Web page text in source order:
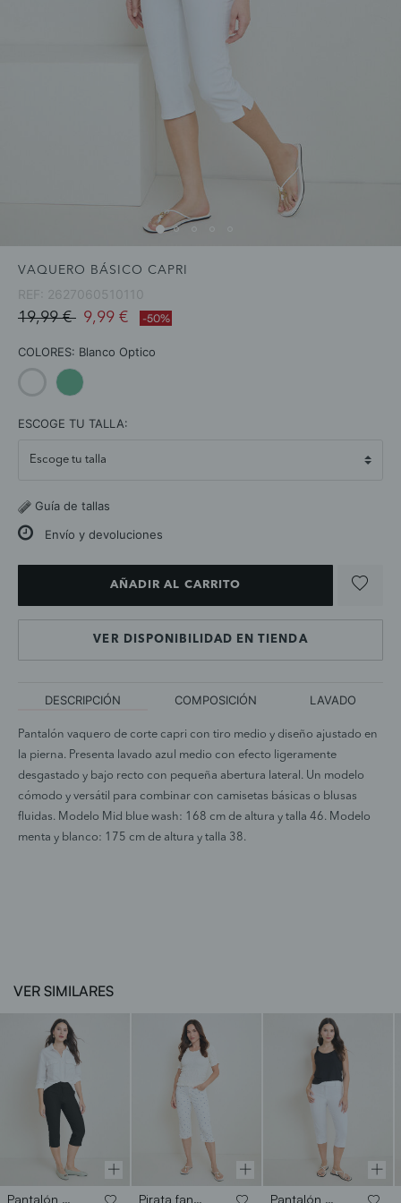
VAQUERO BÁSICO CAPRI
REF: 2627060510110
Price reduced from
19,99 €to9,99 € -50%
COLORES: Blanco Optico
ESCOGE TU TALLA:
Guía de tallas
Envío y devoluciones
AÑADIR AL CARRITO
VER DISPONIBILIDAD EN TIENDA
DESCRIPCIÓN COMPOSICIÓN LAVADO
Pantalón vaquero de corte capri con tiro medio y diseño ajustado en
la pierna. Presenta lavado azul medio con efecto ligeramente
desgastado y bajo recto con pequeña abertura lateral. Un modelo
cómodo y versátil para combinar con camisetas básicas o blusas
fluidas. Modelo Mid blue wash: 168 cm de altura y talla 46. Modelo
menta y blanco: 175 cm de altura y talla 38.
VER SIMILARES
Pantalón capri Pirata fantasia Pantalón capri